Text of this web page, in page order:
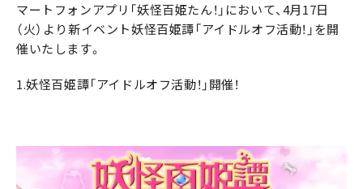
マートフォンアプリ「妖怪百姫たん！」において、4月17日
（火）より新イベント妖怪百姫譚「アイドルオフ活動！」を開
催いたします。
1.妖怪百姫譚「アイドルオフ活動！」開催！